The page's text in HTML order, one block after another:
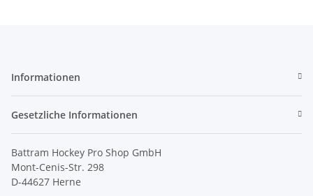
Informationen
Gesetzliche Informationen
Battram Hockey Pro Shop GmbH
Mont-Cenis-Str. 298
D-44627 Herne